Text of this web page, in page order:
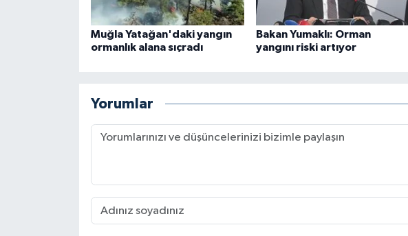
Muğla Yatağan'daki yangın
ormanlık alana sıçradı
Bakan Yumaklı: Orman
yangını riski artıyor
Yorumlar